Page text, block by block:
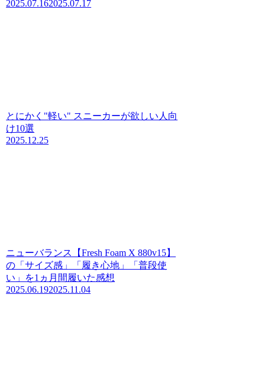
2025.07.162025.07.17
とにかく"軽い" スニーカーが欲しい人向
け10選
2025.12.25
ニューバランス【Fresh Foam X 880v15】
の「サイズ感」「履き心地」「普段使
い」を1ヵ月間履いた感想
2025.06.192025.11.04